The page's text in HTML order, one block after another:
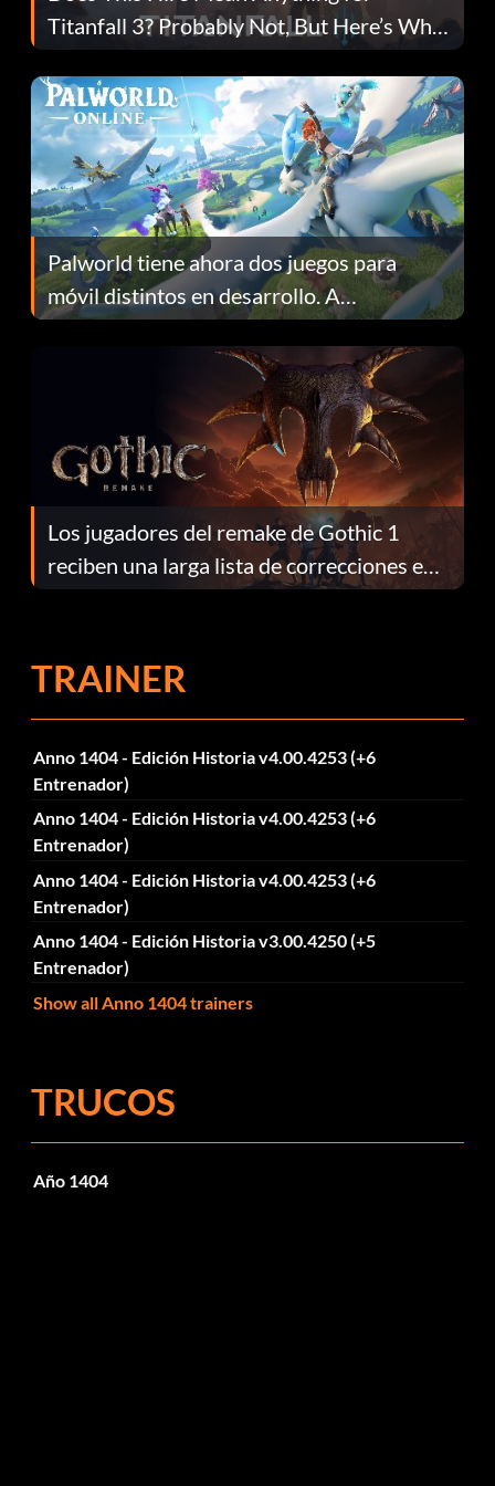
Titanfall 3? Probably Not, But Here’s Why
Fans Are Hopeful
Palworld tiene ahora dos juegos para
móvil distintos en desarrollo. A
continuación te explicamos por qué.
Los jugadores del remake de Gothic 1
reciben una larga lista de correcciones en
el parche 1.0.4
TRAINER
Anno 1404 - Edición Historia v4.00.4253 (+6
Entrenador)
Anno 1404 - Edición Historia v4.00.4253 (+6
Entrenador)
Anno 1404 - Edición Historia v4.00.4253 (+6
Entrenador)
Anno 1404 - Edición Historia v3.00.4250 (+5
Entrenador)
Show all Anno 1404 trainers
TRUCOS
Año 1404